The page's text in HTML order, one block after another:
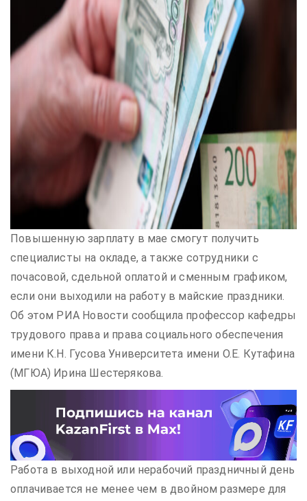
Повышенную зарплату в мае смогут получить
специалисты на окладе, а также сотрудники с
почасовой, сдельной оплатой и сменным графиком,
если они выходили на работу в майские праздники.
Об этом РИА Новости сообщила профессор кафедры
трудового права и права социального обеспечения
имени К.Н. Гусова Университета имени О.Е. Кутафина
(МГЮА) Ирина Шестерякова.
Работа в выходной или нерабочий праздничный день
оплачивается не менее чем в двойном размере для